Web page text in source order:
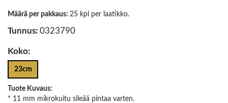
Määrä per pakkaus: 25 kpl per laatikko.
Tunnus: 0323790
Koko:
23cm
Tuote Kuvaus:
* 11 mm mikrokuitu sileää pintaa varten.